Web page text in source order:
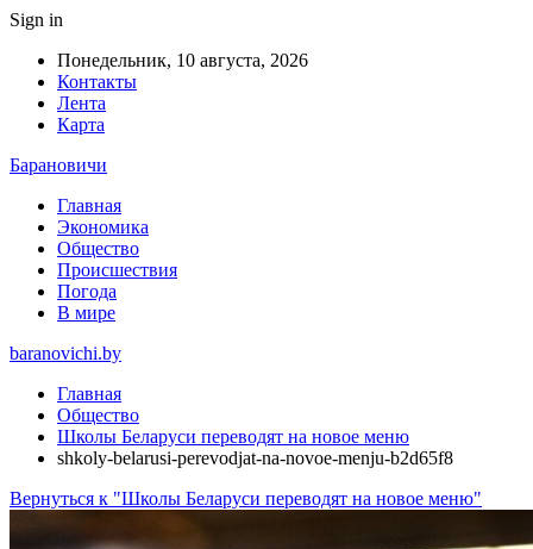
Sign in
Понедельник, 10 августа, 2026
Контакты
Лента
Карта
Барановичи
Главная
Экономика
Общество
Происшествия
Погода
В мире
baranovichi.by
Главная
Общество
Школы Беларуси переводят на новое меню
shkoly-belarusi-perevodjat-na-novoe-menju-b2d65f8
Вернуться к "Школы Беларуси переводят на новое меню"